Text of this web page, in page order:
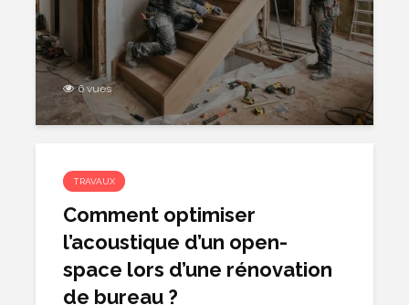
6 vues
TRAVAUX
Comment optimiser
l’acoustique d’un open-
space lors d’une rénovation
de bureau ?